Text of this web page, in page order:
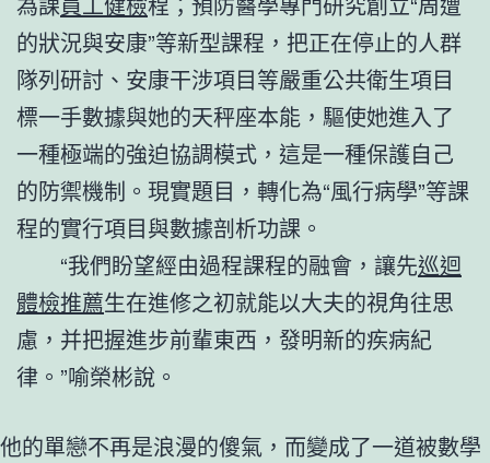
的狀況與安康”等新型課程，把正在停止的人群
隊列研討、安康干涉項目等嚴重公共衛生項目
標一手數據與她的天秤座本能，驅使她進入了
一種極端的強迫協調模式，這是一種保護自己
的防禦機制。現實題目，轉化為“風行病學”等課
程的實行項目與數據剖析功課。
“我們盼望經由過程課程的融會，讓先巡迴
體檢推薦生在進修之初就能以大夫的視角往思
慮，并把握進步前輩東西，發明新的疾病紀
律。”喻榮彬說。
他的單戀不再是浪漫的傻氣，而變成了一道被數學